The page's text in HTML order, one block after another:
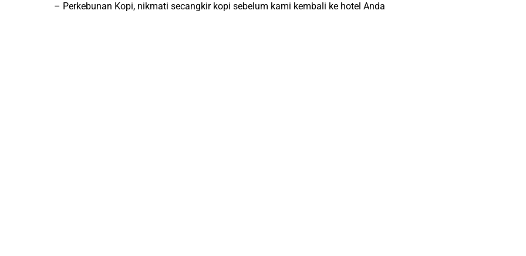
– Perkebunan Kopi, nikmati secangkir kopi sebelum kami kembali ke hotel Anda